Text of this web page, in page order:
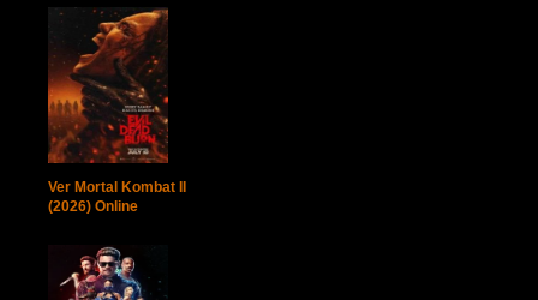
Ver Mortal Kombat II
(2026) Online